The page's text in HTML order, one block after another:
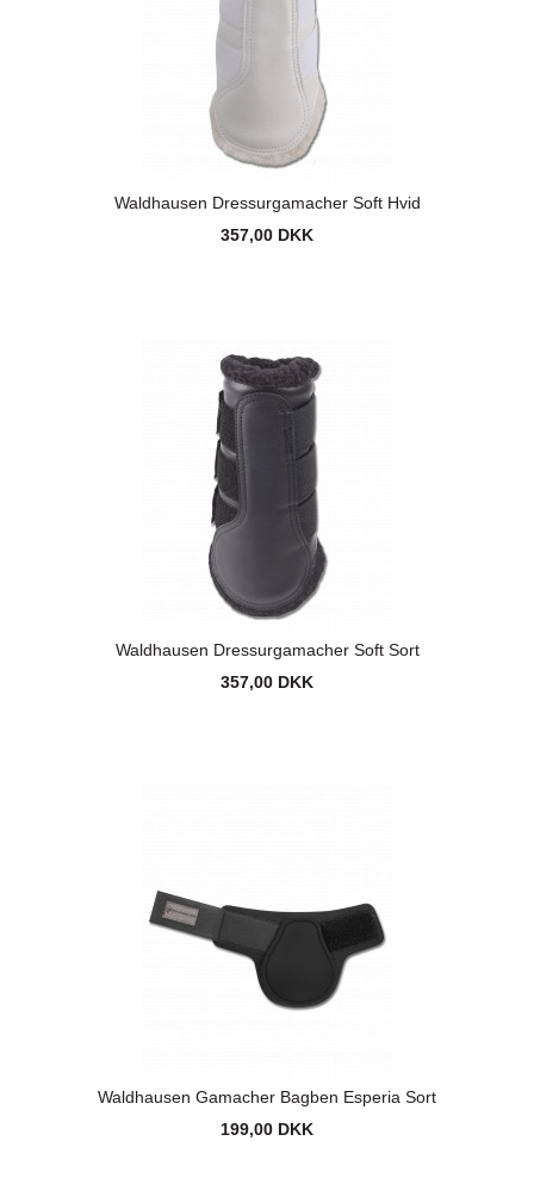
Waldhausen Dressurgamacher Soft Hvid
357,00 DKK
Waldhausen Dressurgamacher Soft Sort
357,00 DKK
Waldhausen Gamacher Bagben Esperia Sort
199,00 DKK